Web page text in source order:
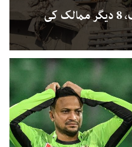
غزہ: پاکستان، سعودی عرب، 8 دیگر ممالک کی